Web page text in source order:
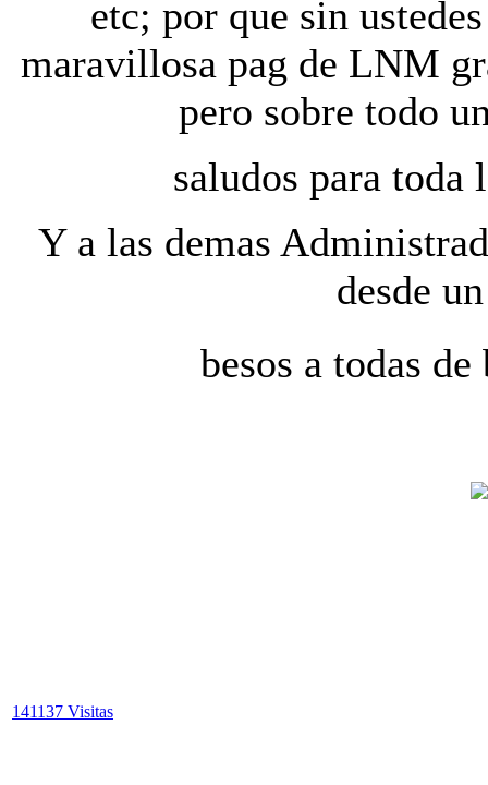
etc; por que sin
maravillosa pag de LNM
pero sobre todo
saludos para
Y a las demas
desde
besos a todas
141137 Visitas